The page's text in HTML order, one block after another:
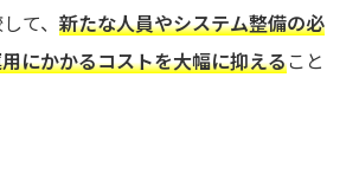
て、 新たな人員やシステム整備の必
にかかるコストを大幅に抑えること